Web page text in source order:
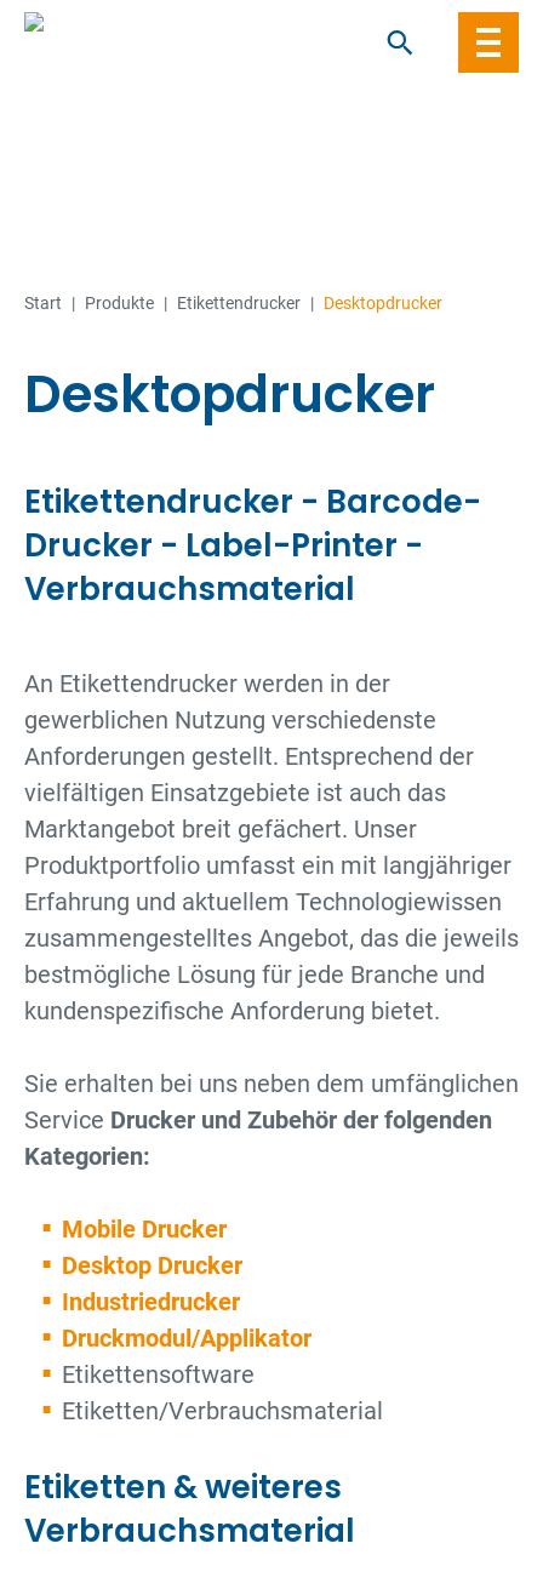
Start | Produkte | Etiketten­­drucker | Desktopdrucker
Desktopdrucker
Etikettendrucker - Barcode-
Drucker - Label-Printer -
Verbrauchsmaterial
An Etikettendrucker werden in der
gewerblichen Nutzung verschiedenste
Anforderungen gestellt. Entsprechend der
vielfältigen Einsatzgebiete ist auch das
Marktangebot breit gefächert. Unser
Produktportfolio umfasst ein mit langjähriger
Erfahrung und aktuellem Technologiewissen
zusammengestelltes Angebot, das die jeweils
bestmögliche Lösung für jede Branche und
kundenspezifische Anforderung bietet.
Sie erhalten bei uns neben dem umfänglichen
Service Drucker und Zubehör der folgenden
Kategorien:
Mobile Drucker
Desktop Drucker
Industriedrucker
Druckmodul/Applikator
Etikettensoftware
Etiketten/Verbrauchsmaterial
Etiketten & weiteres
Verbrauchsmaterial